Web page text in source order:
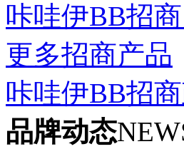
咔哇伊BB招
更多招商产品
咔哇伊BB招
品牌动态